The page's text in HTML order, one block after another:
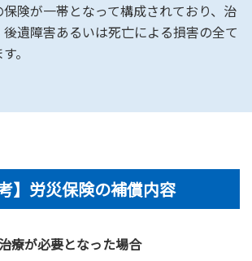
険が一帯となって構成されており、治
遺障害あるいは死亡による損害の全て
。
考】労災保険の補償内容
療が必要となった場合